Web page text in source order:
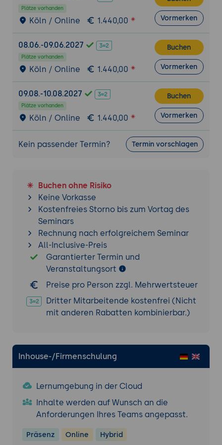
Interaktive Sticker & Umfragen:
Nutzung
von In-App-Werkzeugen zur Echtzeit-
Beteiligung der Zuschauer.
3. Monetarisierung I: Geschenke, Coins und
Diamanten
Coins, Geschenken und deren
Umrechnung in Echtgeld.
Anreizsysteme:Wie man Zuschauer
(Shoutouts, Belohnungen, Exklusivität).
Aufbau monatlicher
4. Monetarisierung II: Live-Shopping-
Integration
TikTok Shop Live:
Produktkarten (Product Anchors) direkt in
das Live-Bild.
Flash Sales & Voucher:Strategischer
Einsatz von zeitlich begrenzten
Rabattcodes für Impulskäufe.
Checkout-Flow: Optimierung des Weges
vom Klick im Live-Bild bis zur
Mobile-First Produktion:
die Bedeutung des Hochformats (9:16).
TikTok Live Studio (PC):Nutzung der
Desktop-Software für professionelle
Kameras.
Plätze vorhanden
Köln / Online 1.440,00 Vormerken
08.06.-09.06.2027
Plätze vorhanden
Köln / Online 1.440,00
Buchen
Vormerken
09.08.-10.08.2027
Plätze vorhanden
Köln / Online 1.440,00
Buchen
Vormerken
Kein passender Termin? Termin vorschlagen
Buchen ohne Risiko
Keine Vorkasse
Kostenfreies Storno bis zum Vortag des
Seminars
Rechnung nach erfolgreichem Seminar
All-Inclusive-Preis
Garantierter Termin und
Veranstaltungsort
Preise pro Person zzgl. Mehrwertsteuer
Dritter Mitarbeitende kostenfrei (Nicht
mit anderen Rabatten kombinierbar.)
Inhouse-/Firmenschulung
Lernumgebung in der Cloud
Inhalte werden auf Wunsch an die
Anforderungen Ihres Teams angepasst.
Präsenz Online Hybrid